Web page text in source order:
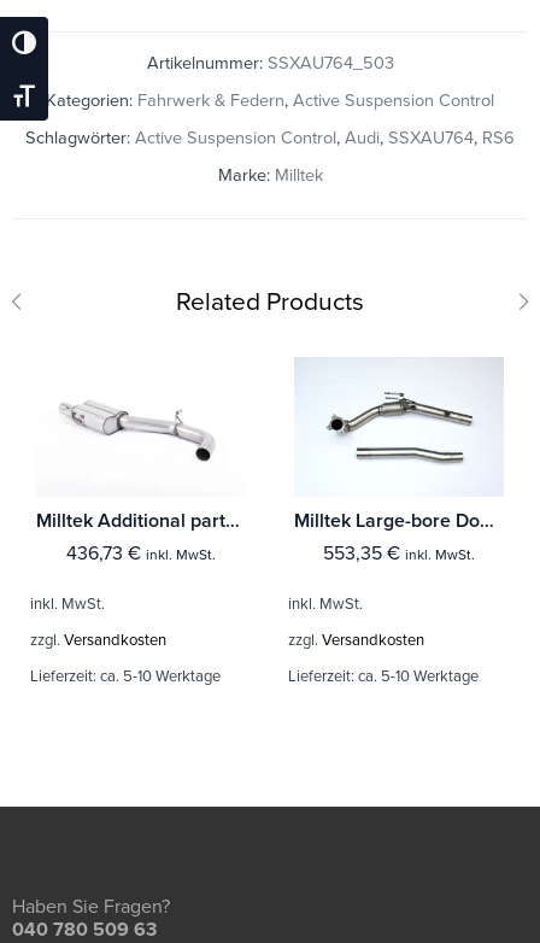
Umschalten Auf Hohe Kontraste
Schrift Vergrößern
Artikelnummer: SSXAU764_503
Kategorien: Fahrwerk & Federn, Active Suspension Control
Schlagwörter: Active Suspension Control, Audi, SSXAU764, RS6
Marke: Milltek
Related Products
Milltek Additional parts Audi A3 2.0 TFSI quattro Sedan 8V (Nur US-Modelle)
436,73 € inkl. MwSt.
inkl. MwSt.
zzgl. Versandkosten
Lieferzeit: ca. 5-10 Werktage
Milltek Large-bore Downpipe und De-cat Audi A3 2.0T FSI 2WD 3-Türer
553,35 € inkl. MwSt.
inkl. MwSt.
zzgl. Versandkosten
Lieferzeit: ca. 5-10 Werktage
Haben Sie Fragen?
040 780 509 63